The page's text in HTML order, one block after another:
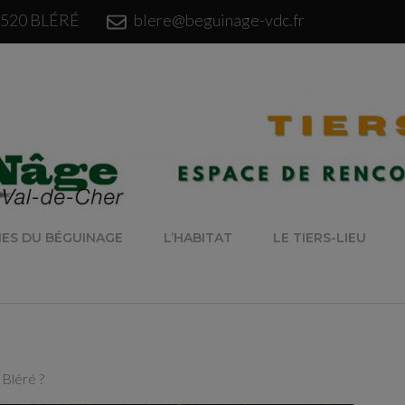
BLÉRÉ blere@beguinage-vdc.fr
DU BÉGUINAGE L’HABITAT LE TIERS-LIEU
?
modal-check